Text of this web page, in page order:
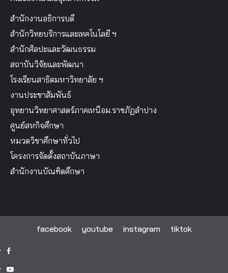
สำนักงานอธิการบดี
สำนักวิทยบริการและเทคโนโลยี ฯ
สำนักศิลปะและวัฒนธรรม
สถาบันวิจัยและพัฒนา
โรงเรียนสาธิตมหาวิทยาลัย ฯ
งานประชาสัมพันธ์
อุทยานวิทยาศาสตร์ภาคเหนือม.ราชภัฏลำปาง
ศูนย์สหกิจศึกษา
หมวดวิชาศึกษาทั่วไป
โครงการจัดตั้งสถาบันภาษา
สำนักงานบัณฑิตศึกษา
facebook youtube instagram tiktok
facebook
youtube